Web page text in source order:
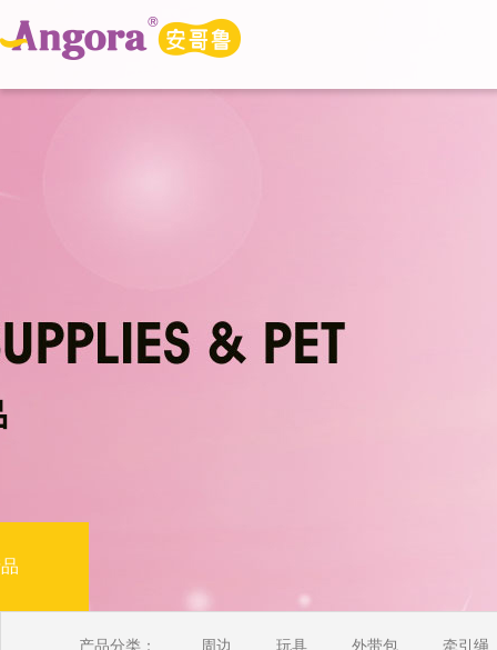
产品分类： 周边 玩具 外带包
牵引绳